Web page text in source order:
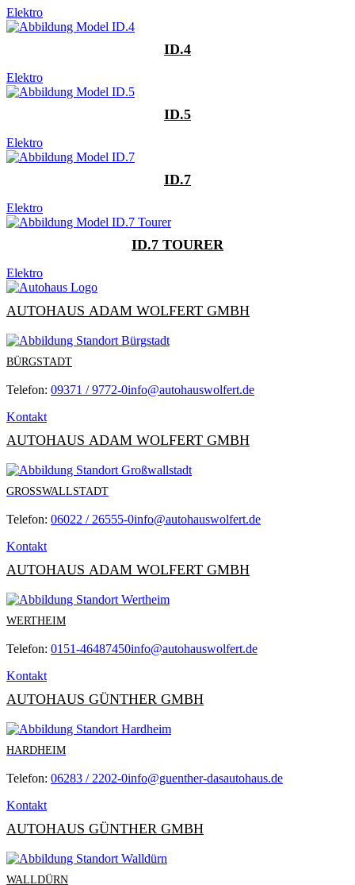
Elektro
ID.4
Elektro
ID.5
Elektro
ID.7
Elektro
ID.7 TOURER
Elektro
AUTOHAUS ADAM WOLFERT GMBH
BÜRGSTADT
Telefon: 09371 / 9772-0info@autohauswolfert.de
Kontakt
AUTOHAUS ADAM WOLFERT GMBH
GROSSWALLSTADT
Telefon: 06022 / 26555-0info@autohauswolfert.de
Kontakt
AUTOHAUS ADAM WOLFERT GMBH
WERTHEIM
Telefon: 0151-46487450info@autohauswolfert.de
Kontakt
AUTOHAUS GÜNTHER GMBH
HARDHEIM
Telefon: 06283 / 2202-0info@guenther-dasautohaus.de
Kontakt
AUTOHAUS GÜNTHER GMBH
WALLDÜRN